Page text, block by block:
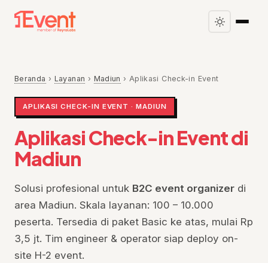
Beranda › Layanan › Madiun › Aplikasi Check-in Event
APLIKASI CHECK-IN EVENT · MADIUN
Aplikasi Check-in Event di
Madiun
Solusi profesional untuk B2C event organizer di
area Madiun. Skala layanan: 100 – 10.000
peserta. Tersedia di paket Basic ke atas, mulai Rp
3,5 jt. Tim engineer & operator siap deploy on-
site H-2 event.